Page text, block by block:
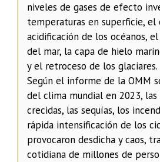
niveles de gases de efecto
temperaturas en superficie, el
acidificación de los océanos,
del mar, la capa de hielo
y el retroceso de los glaciares.
Según el informe de la OMM
del clima mundial en 2023, las
crecidas, las sequías, los
rápida intensificación de los
provocaron desdicha y caos,
cotidiana de millones de